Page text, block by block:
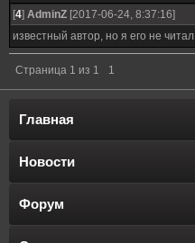
[4] AdminZ [2017-06-24, 8:37:16]
известный автор, но я его не читал
Страница 1 из 1 1
Главная
Новости
Форум